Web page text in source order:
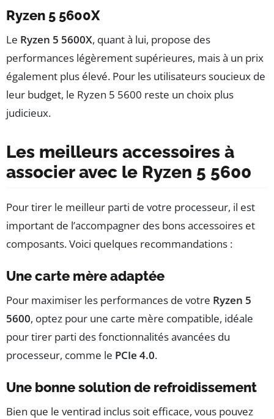
Ryzen 5 5600X
Le Ryzen 5 5600X, quant à lui, propose des
performances légèrement supérieures, mais à un prix
également plus élevé. Pour les utilisateurs soucieux de
leur budget, le Ryzen 5 5600 reste un choix plus
judicieux.
Les meilleurs accessoires à
associer avec le Ryzen 5 5600
Pour tirer le meilleur parti de votre processeur, il est
important de l’accompagner des bons accessoires et
composants. Voici quelques recommandations :
Une carte mère adaptée
Pour maximiser les performances de votre Ryzen 5
5600, optez pour une carte mère compatible, idéale
pour tirer parti des fonctionnalités avancées du
processeur, comme le PCIe 4.0.
Une bonne solution de refroidissement
Bien que le ventirad inclus soit efficace, vous pouvez